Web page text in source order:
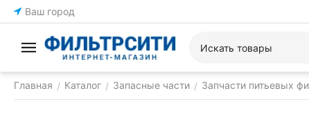
Ваш город
Главная / Каталог / Запасные части / Запчасти питьевых